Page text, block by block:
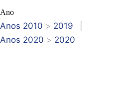
Ano
Anos 2010 > 2019
Anos 2020 > 2020